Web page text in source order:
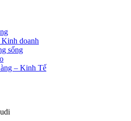
doanh
sống
– Kinh Tế